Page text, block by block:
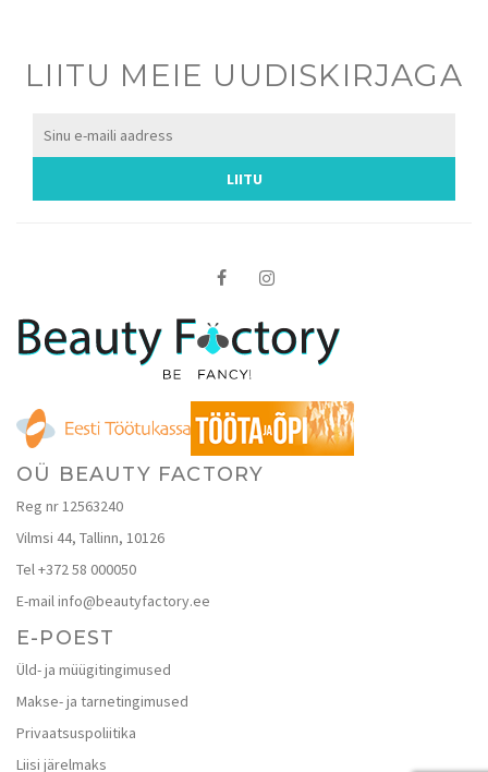
LIITU MEIE UUDISKIRJAGA
OÜ BEAUTY FACTORY
Reg nr 12563240
Vilmsi 44, Tallinn, 10126
Tel +372 58 000050
E-mail info@beautyfactory.ee
E-POEST
Üld- ja müügitingimused
Makse- ja tarnetingimused
Privaatsuspoliitika
Liisi järelmaks